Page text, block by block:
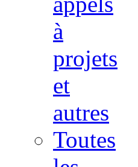
à
projets
et
autres
Toutes